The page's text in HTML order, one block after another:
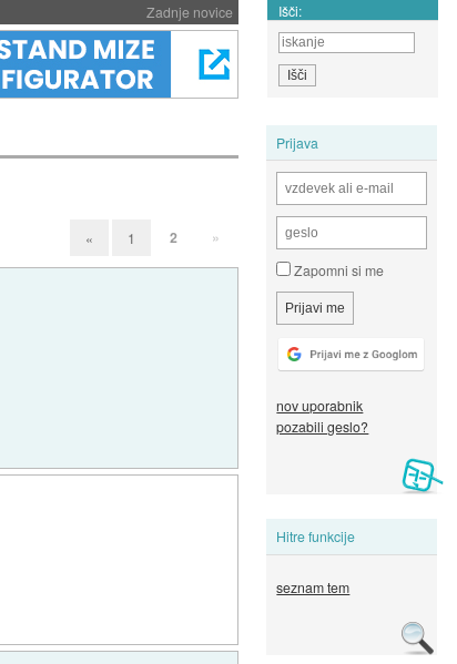
Zadnje novice Išči:
Prijava
Zapomni si me
nov uporabnik
pozabili geslo?
Hitre funkcije
seznam tem
« 1 2 »